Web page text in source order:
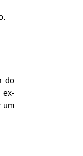
do
ex-
um